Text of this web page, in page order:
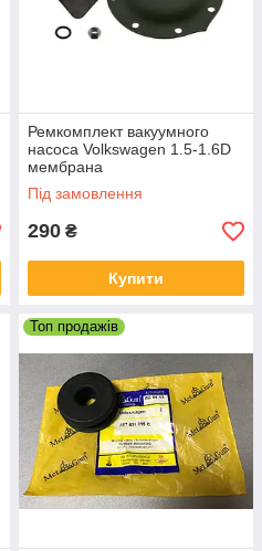
Ремкомплект вакуумного
насоса Volkswagen 1.5-1.6D
мембрана
Під замовлення
290 ₴
Купити
Топ продажів